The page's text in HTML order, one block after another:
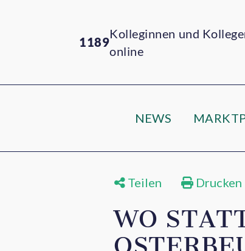
1189
Kolleginnen und
online
NEWS
Teilen Drucken
WO